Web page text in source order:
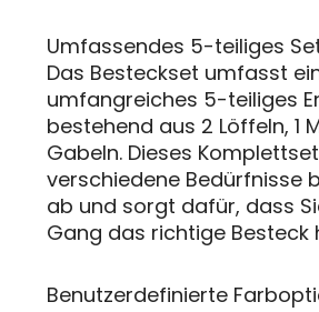
Umfassendes 5-teiliges
Das Besteckset umfasst
umfangreiches 5-teiliges
bestehend aus 2 Löffeln, 1
Gabeln. Dieses
verschiedene Bedürfnisse
ab und sorgt dafür, dass
Gang das richtige Besteck
Benutzerdefinierte